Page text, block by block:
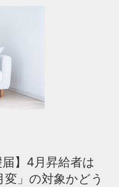
届】4月昇給者は
変」の対象かどう